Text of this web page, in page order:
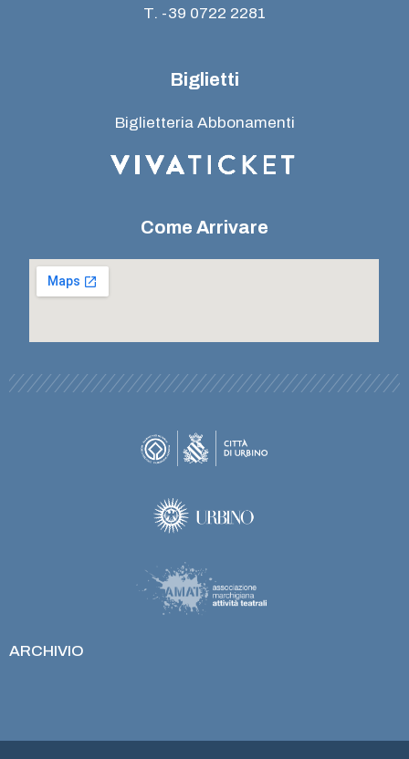
T. -39 0722 2281
Biglietti
Biglietteria Abbonamenti
Come Arrivare
ARCHIVIO